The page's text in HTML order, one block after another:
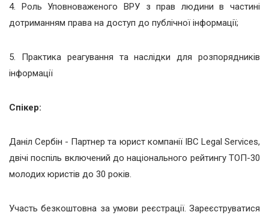
4. Роль Уповноваженого ВРУ з прав людини в частині
дотриманням права на доступ до публічної інформації;
5. Практика реагування та наслідки для розпорядників
інформації
Спікер:
Даніл Сербін - Партнер та юрист компанії IBC Legal Services,
двічі поспіль включений до національного рейтингу ТОП-30
молодих юристів до 30 років.
Участь безкоштовна за умови реєстрації. Зареєструватися